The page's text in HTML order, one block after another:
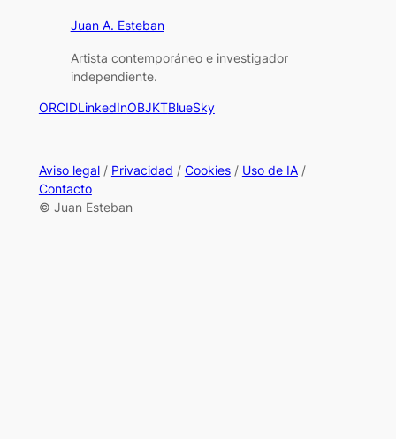
Juan A. Esteban
Artista contemporáneo e investigador
independiente.
ORCIDLinkedInOBJKTBlueSky
Aviso legal/ Privacidad / Cookies/ Uso de IA/
Contacto
© Juan Esteban